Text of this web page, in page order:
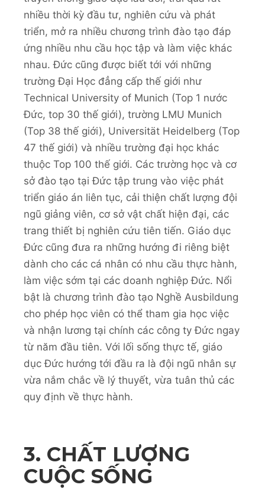
nhiều thời kỳ đầu tư, nghiên cứu và phát
triển, mở ra nhiều chương trình đào tạo đáp
ứng nhiều nhu cầu học tập và làm việc khác
nhau. Đức cũng được biết tới với những
trường Đại Học đẳng cấp thế giới như
Technical University of Munich (Top 1 nước
Đức, top 30 thế giới), trường LMU Munich
(Top 38 thế giới), Universität Heidelberg (Top
47 thế giới) và nhiều trường đại học khác
thuộc Top 100 thế giới. Các trường học và cơ
sở đào tạo tại Đức tập trung vào việc phát
triển giáo án liên tục, cải thiện chất lượng đội
ngũ giảng viên, cơ sở vật chất hiện đại, các
trang thiết bị nghiên cứu tiên tiến. Giáo dục
Đức cũng đưa ra những hướng đi riêng biệt
dành cho các cá nhân có nhu cầu thực hành,
làm việc sớm tại các doanh nghiệp Đức. Nổi
bật là chương trình đào tạo Nghề Ausbildung
cho phép học viên có thể tham gia học việc
và nhận lương tại chính các công ty Đức ngay
từ năm đầu tiên. Với lối sống thực tế, giáo
dục Đức hướng tới đầu ra là đội ngũ nhân sự
vừa nắm chắc về lý thuyết, vừa tuân thủ các
quy định về thực hành.
3. CHẤT LƯỢNG
CUỘC SỐNG